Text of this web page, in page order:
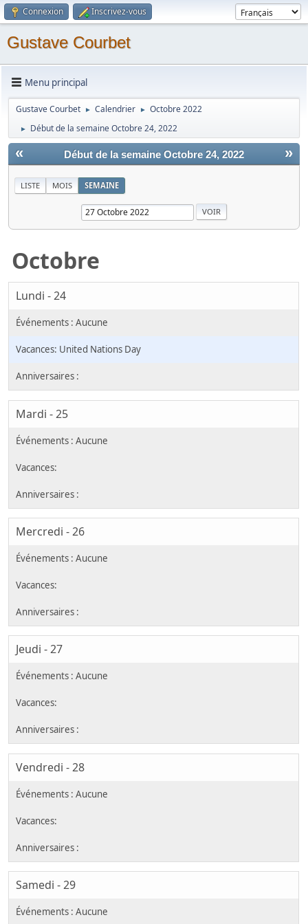
Connexion Inscrivez-vous
Gustave Courbet
Menu principal
Gustave Courbet ► Calendrier ► Octobre 2022
► Début de la semaine Octobre 24, 2022
« »
Début de la semaine Octobre 24, 2022
LISTE MOIS SEMAINE
Octobre
Lundi - 24
United Nations Day
Mardi - 25
Mercredi - 26
Jeudi - 27
Vendredi - 28
Samedi - 29